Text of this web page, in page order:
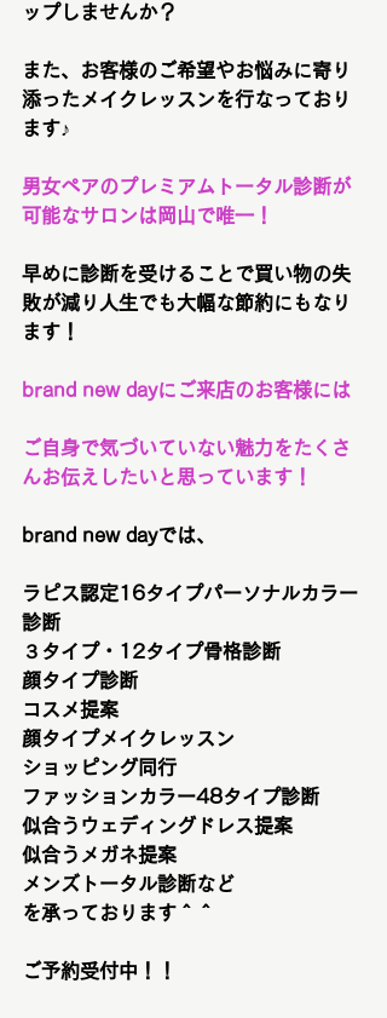
ップしませんか？
また、お客様のご希望やお悩みに寄り
添ったメイクレッスンを行なっており
ます♪
男女ペアのプレミアムトータル診断が
可能なサロンは岡山で唯一！
早めに診断を受けることで買い物の失
敗が減り人生でも大幅な節約にもなり
ます！
brand new dayにご来店のお客様には
ご自身で気づいていない魅力をたくさ
んお伝えしたいと思っています！
brand new dayでは、
ラピス認定16タイプパーソナルカラー
診断
３タイプ・12タイプ骨格診断
顔タイプ診断
コスメ提案
顔タイプメイクレッスン
ショッピング同行
ファッションカラー48タイプ診断
似合うウェディングドレス提案
似合うメガネ提案
メンズトータル診断など
を承っております＾＾
ご予約受付中！！